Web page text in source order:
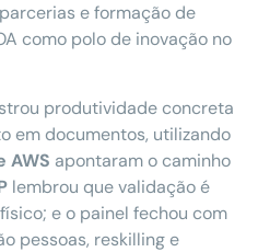
e formação de
como polo de inovação no
produtividade concreta
em documentos, utilizando
AWS apontaram o caminho
lembrou que validação é
e o painel fechou com
pessoas, reskilling e